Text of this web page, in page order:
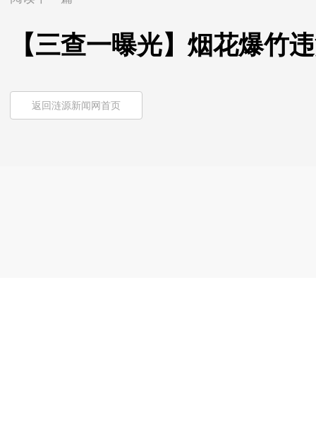
【三查一曝光】烟花爆竹
返回涟源新闻网首页